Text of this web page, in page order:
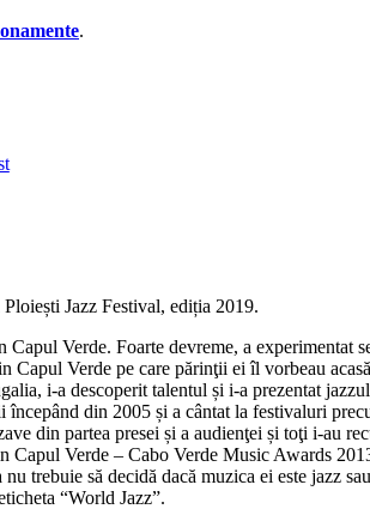
.
Jazz Festival, ediția 2019.
Verde. Foarte devreme, a experimentat
Verde pe care părinţii ei îl vorbeau
i-a descoperit talentul și i-a prezentat
din 2005 și a cântat la festivaluri
din partea presei și a audienţei și toţi i-au
Verde – Cabo Verde Music Awards
trebuie să decidă dacă muzica ei este jazz
“World Jazz”.